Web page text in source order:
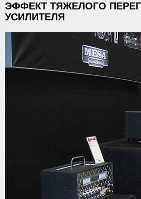
ЭФФЕКТ ТЯЖЕЛОГО
УСИЛИТЕЛЯ